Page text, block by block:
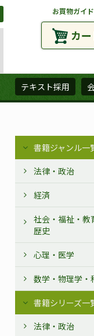
お買物ガイド
カ
テキスト採用
書籍ジャンル一
法律・政治
経済
社会・福祉・教
歴史
心理・医学
数学・物理学・
書籍シリーズ一
法律・政治